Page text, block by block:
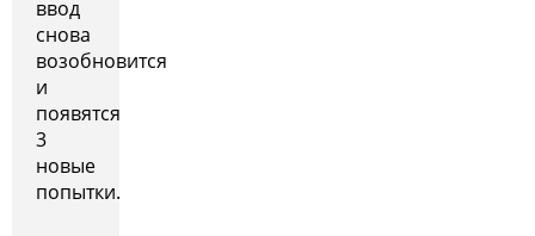
ввод
снова
возобновится
и
появятся
3
новые
попытки.